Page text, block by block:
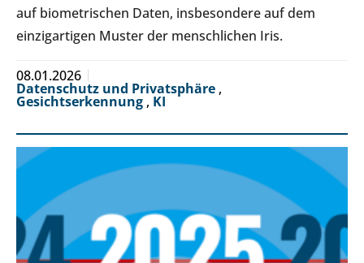
auf biometrischen Daten, insbesondere auf dem
einzigartigen Muster der menschlichen Iris.
08.01.2026
Datenschutz und Privatsphäre ,
Gesichtserkennung , KI